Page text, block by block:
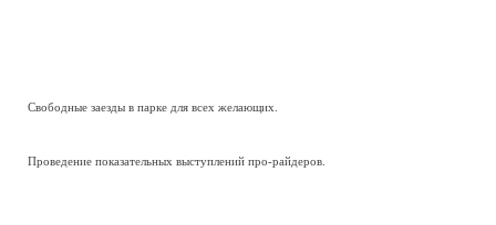
Свободные заезды в парке для всех желающих.
Проведение показательных выступлений про-райдеров.